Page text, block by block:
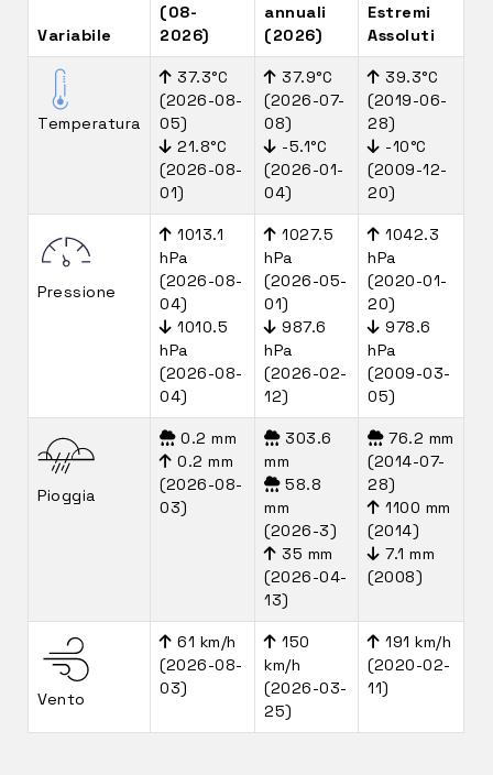
Variabile
(08-
2026)
annuali
(2026)
Estremi
Assoluti
Temperatura
37.3°C
(2026-08-
05)
21.8°C
(2026-08-
01)
37.9°C
(2026-07-
08)
-5.1°C
(2026-01-
04)
39.3°C
(2019-06-
28)
-10°C
(2009-12-
20)
Pressione
1013.1
hPa
(2026-08-
04)
1010.5
hPa
(2026-08-
04)
1027.5
hPa
(2026-05-
01)
987.6
hPa
(2026-02-
12)
1042.3
hPa
(2020-01-
20)
978.6
hPa
(2009-03-
05)
Pioggia
0.2 mm
0.2 mm
(2026-08-
03)
303.6
mm
58.8
mm
(2026-3)
35 mm
(2026-04-
13)
76.2 mm
(2014-07-
28)
1100 mm
(2014)
7.1 mm
(2008)
Vento
61 km/h
(2026-08-
03)
150
km/h
(2026-03-
25)
191 km/h
(2020-02-
11)